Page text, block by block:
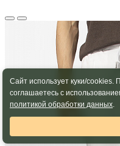
Сайт использует куки/
соглашаетесь с
политикой обработки данных.